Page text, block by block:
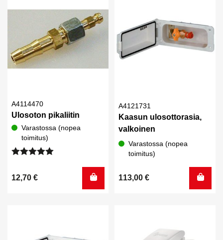
A4114470
Ulosoton pikaliitin
Varastossa (nopea
toimitus)
5.00/ 5
12,70 €
A4121731
Kaasun ulosottorasia,
valkoinen
Varastossa (nopea
toimitus)
113,00 €